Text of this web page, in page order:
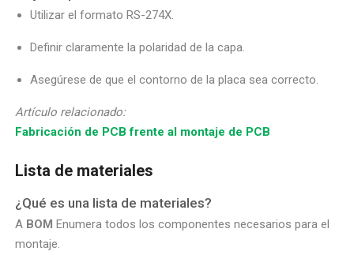
Utilizar el formato RS-274X.
Definir claramente la polaridad de la capa.
Asegúrese de que el contorno de la placa sea correcto.
Artículo relacionado:
Fabricación de PCB frente al montaje de PCB
Lista de materiales
¿Qué es una lista de materiales?
A BOM Enumera todos los componentes necesarios para el
montaje.